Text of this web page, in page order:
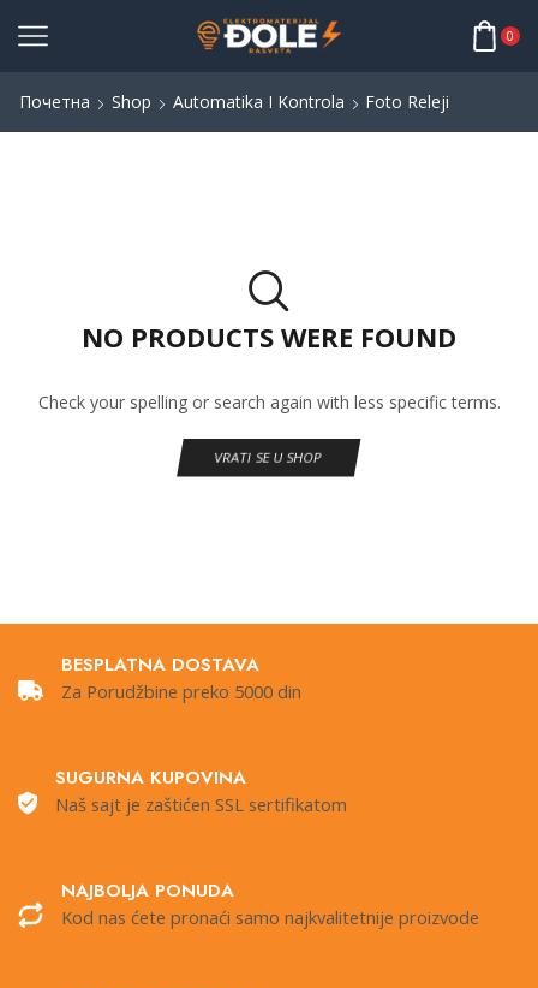
0
Почетна Shop Automatika I Kontrola Foto Releji
NO PRODUCTS WERE FOUND
Check your spelling or search again with less specific terms.
VRATI SE U SHOP
BESPLATNA DOSTAVA
Za Porudžbine preko 5000 din
SUGURNA KUPOVINA
Naš sajt je zaštićen SSL sertifikatom
NAJBOLJA PONUDA
Kod nas ćete pronaći samo najkvalitetnije proizvode